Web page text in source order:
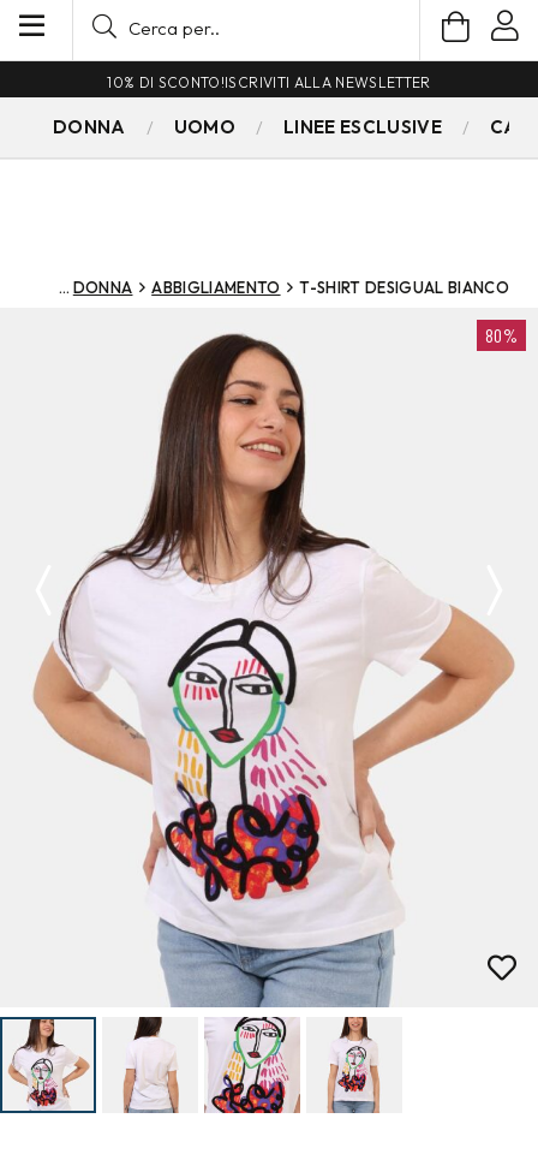
10% DI SCONTO!ISCRIVITI ALLA NEWSLETTER
DONNA UOMO LINEE ESCLUSIVE
DONNA ABBIGLIAMENTO T-SHIRT DESIGUAL BIANCO
80%